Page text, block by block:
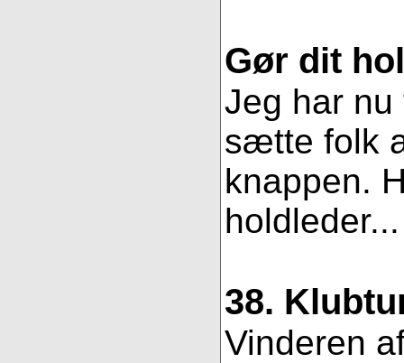
Gør dit
Jeg har
sætte folk
knappen.
38.
Vinderen